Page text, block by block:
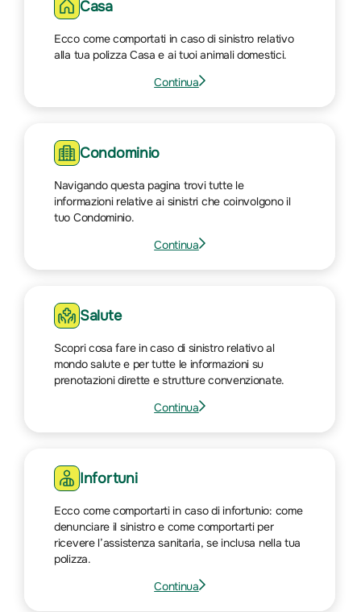
auto
Casa
Ecco come comportati in caso di sinistro relativo
alla tua polizza Casa e ai tuoi animali domestici.
Vai
alla
Continua
Condominio
Navigando questa pagina trovi tutte le
informazioni relative ai sinistri che coinvolgono il
tuo Condominio.
Vai
alla
Continua
Salute
Scopri cosa fare in caso di sinistro relativo al
mondo salute e per tutte le informazioni su
prenotazioni dirette e strutture convenzionate.
Vai
alla
Continua
Infortuni
Ecco come comportarti in caso di infortunio: come
denunciare il sinistro e come comportarti per
ricevere l’assistenza sanitaria, se inclusa nella tua
polizza.
Vai
Continua